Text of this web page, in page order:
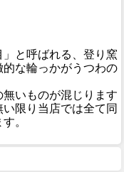
と呼ばれる、登り窯
な輪っかがうつわの
いものが混じります
限り当店では全て同
。